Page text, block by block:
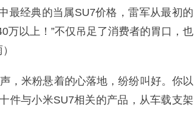
最经典的当属SU7价格，雷军从最初的
万以上！”不仅吊足了消费者的胃口，也
，米粉悬着的心落地，纷纷叫好。你以
件与小米SU7相关的产品，从车载支架